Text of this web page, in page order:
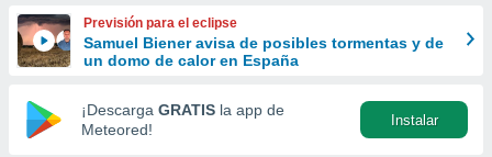
y
forma
digital
basada
Previsión para el eclipse
Samuel Biener avisa de posibles tormentas y de
un domo de calor en España
¡Descarga GRATIS la app de
Meteored!
Instalar